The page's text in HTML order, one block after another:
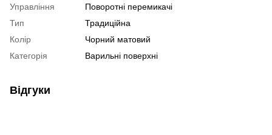
Управління
Поворотні перемикачі
Тип
Традиційна
Колір
Чорний матовий
Категорія
Варильні поверхні
Відгуки